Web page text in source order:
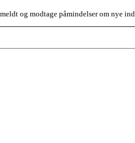
og modtage påmindelser om nye